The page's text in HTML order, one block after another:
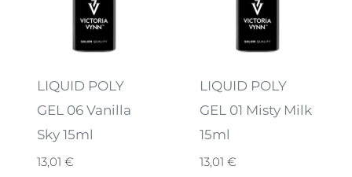
LIQUID POLY
GEL 06 Vanilla
Sky 15ml
13,01 €
LIQUID POLY
GEL 01 Misty Milk
15ml
13,01€